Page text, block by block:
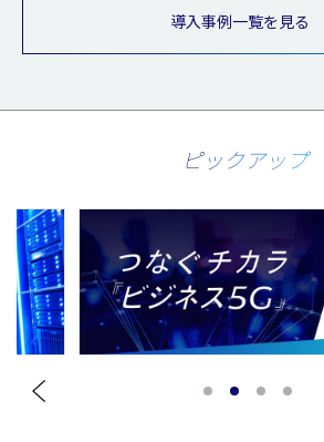
導入事例一覧を見る
ピックアップ